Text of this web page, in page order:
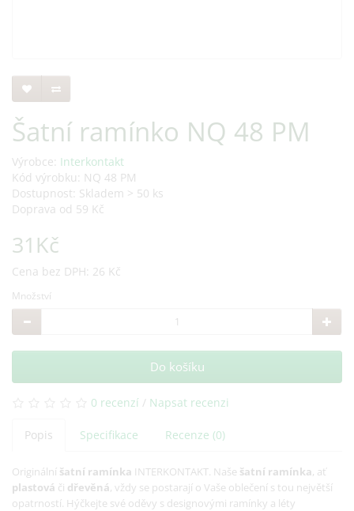
Šatní ramínko NQ 48 PM
Výrobce: Interkontakt
Kód výrobku: NQ 48 PM
Dostupnost: Skladem > 50 ks
Doprava od 59 Kč
31Kč
Cena bez DPH: 26 Kč
Množství
Do košíku
0 recenzí / Napsat recenzi
Popis Specifikace Recenze (0)
Originální šatní ramínka INTERKONTAKT. Naše šatní ramínka, ať
plastová či dřevěná, vždy se postarají o Vaše oblečení s tou největší
opatrností. Hýčkejte své oděvy s designovými ramínky a léty